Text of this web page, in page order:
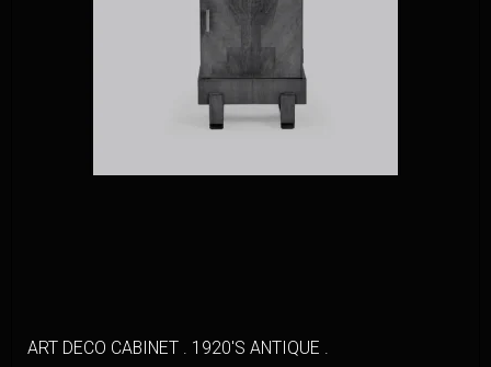
ART DECO CABINET . 1920'S ANTIQUE .